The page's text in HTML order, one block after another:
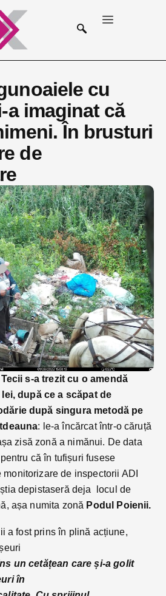
cu
a imaginat că
În brusturi
de
s-a trezit cu o amendă
după ce a scăpat de
după singura metodă pe
: le-a încărcat într-o căruță
zisă zonă a nimănui. De data
că în tufișuri fusese
de inspectorii ADI
depistaseră deja locul de
așa numita zonă Podul Poienii.
a fost prins în plină acțiune,
un cetățean care și-a golit
în